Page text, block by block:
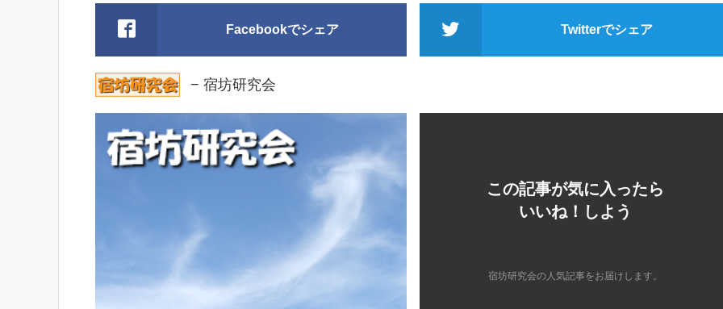
Facebookでシェア Twitterでシェア
− 宿坊研究会
この記事が気に入ったら
いいね！しよう
宿坊研究会の人気記事をお届けします。